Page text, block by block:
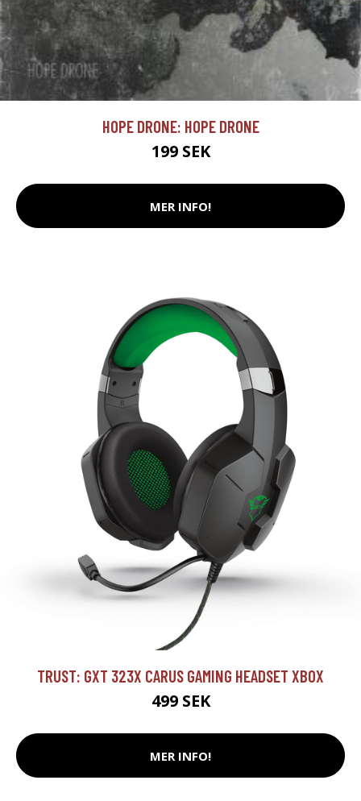
HOPE DRONE: HOPE DRONE
199 SEK
MER INFO!
TRUST: GXT 323X CARUS GAMING HEADSET XBOX
499 SEK
MER INFO!